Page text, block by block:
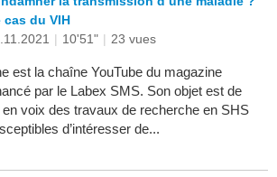
cas du VIH
| 10'51" | 23 vues
est la chaîne YouTube du magazine
par le Labex SMS. Son objet est de
voix des travaux de recherche en SHS
d’intéresser de...